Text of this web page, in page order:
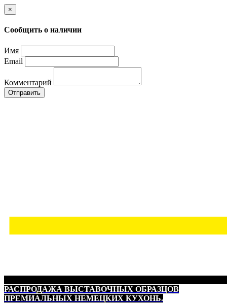
×
Сообщить о наличии
Имя
Email
Комментарий
Отправить
РАСПРОДАЖА ВЫСТАВОЧНЫХ ОБРАЗЦОВ
ПРЕМИАЛЬНЫХ НЕМЕЦКИХ КУХОНЬ.